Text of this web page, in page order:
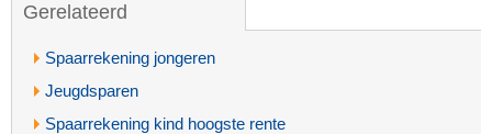
Gerelateerd
Spaarrekening jongeren
Jeugdsparen
Spaarrekening kind hoogste rente